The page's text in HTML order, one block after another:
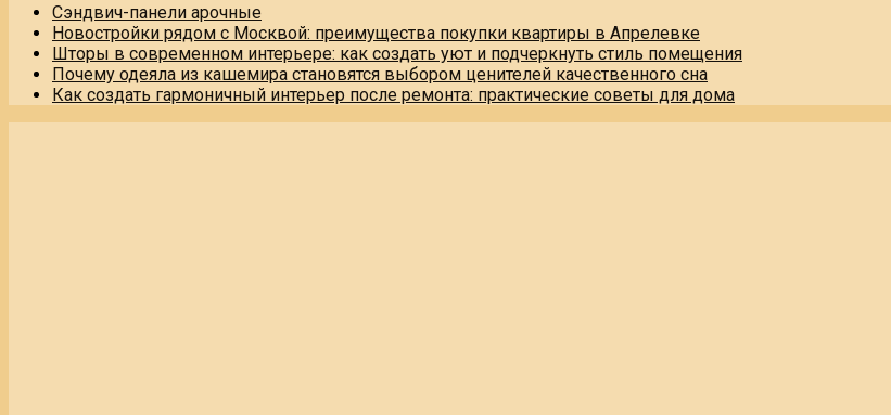
Сэндвич-панели арочные
Новостройки рядом с Москвой: преимущества покупки квартиры в Апрелевке
Шторы в современном интерьере: как создать уют и подчеркнуть стиль помещения
Почему одеяла из кашемира становятся выбором ценителей качественного сна
Как создать гармоничный интерьер после ремонта: практические советы для дома